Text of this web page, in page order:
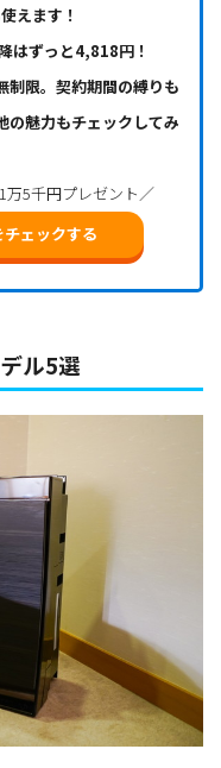
えます！
はずっと4,818円！
制限。契約期間の縛りも
の魅力もチェックしてみ
5千円プレゼント／
ェックする
ル5選